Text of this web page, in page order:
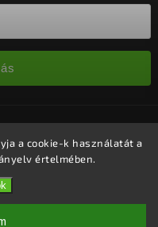
a cookie-k használatát a
értelmében.